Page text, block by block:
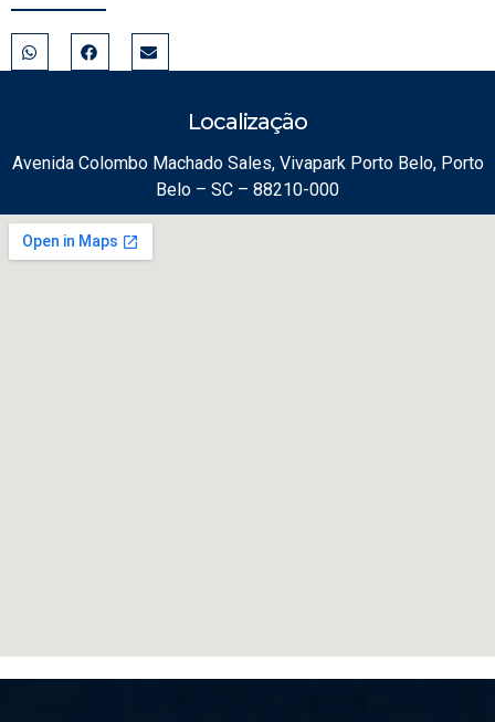
Localização
Avenida Colombo Machado Sales, Vivapark Porto Belo, Porto
Belo – SC – 88210-000